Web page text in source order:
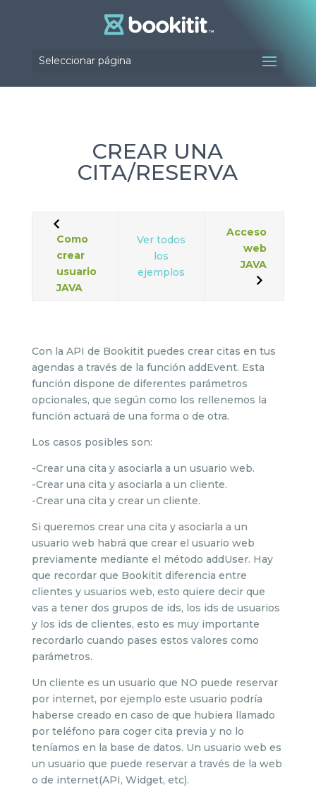
Seleccionar página
CREAR UNA
CITA/RESERVA
Como
crear
usuario
JAVA
Ver todos
los
ejemplos
Acceso
web
JAVA
Con la API de Bookitit puedes crear citas en tus
agendas a través de la función addEvent. Esta
función dispone de diferentes parámetros
opcionales, que según como los rellenemos la
función actuará de una forma o de otra.
Los casos posibles son:
-Crear una cita y asociarla a un usuario web.
-Crear una cita y asociarla a un cliente.
-Crear una cita y crear un cliente.
Si queremos crear una cita y asociarla a un
usuario web habrá que crear el usuario web
previamente mediante el método addUser. Hay
que recordar que Bookitit diferencia entre
clientes y usuarios web, esto quiere decir que
vas a tener dos grupos de ids, los ids de usuarios
y los ids de clientes, esto es muy importante
recordarlo cuando pases estos valores como
parámetros.
Un cliente es un usuario que NO puede reservar
por internet, por ejemplo este usuario podría
haberse creado en caso de que hubiera llamado
por teléfono para coger cita previa y no lo
teníamos en la base de datos. Un usuario web es
un usuario que puede reservar a través de la web
o de internet(API, Widget, etc).